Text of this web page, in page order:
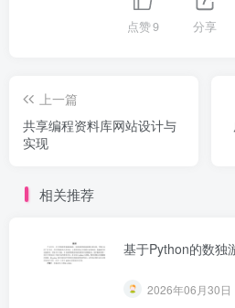
点赞9 分享
上一篇
共享编程资料库网站设计与
实现
相关推荐
基于Python的数独
2026年06月30日